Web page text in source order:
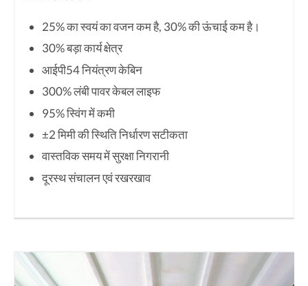
25% का स्वयं का वजन कम है, 30% की ऊंचाई कम है।
30% बड़ा कार्य क्षेत्र
आईपी54 नियंत्रण केबिन
300% लंबी पावर केबल लाइफ
95% स्विंग में कमी
±2 मिमी की स्थिति निर्धारण सटीकता
वास्तविक समय में सुरक्षा निगरानी
दूरस्थ संचालन एवं रखरखाव